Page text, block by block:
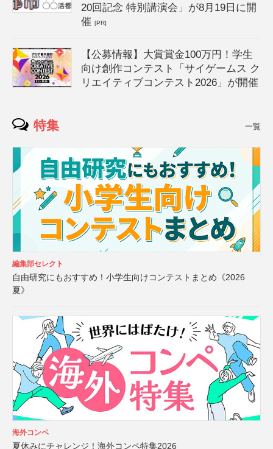
20回記念 特別講演会」が8月19日に開
催[PR]
【公募情報】大賞賞金100万円！学生
向け創作コンテスト「サイゲームス ク
リエイティブコンテスト2026」が開催
特集 一覧
編集部セレクト
自由研究にもおすすめ！小学生向けコンテストまとめ《2026
夏》
海外コンペ
夏休みにチャレンジ！海外コンペ特集2026